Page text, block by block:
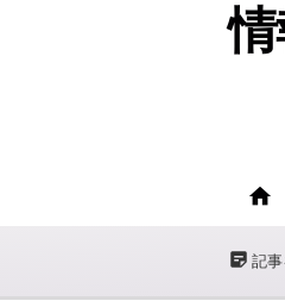
情
home
sticky_note_2 記